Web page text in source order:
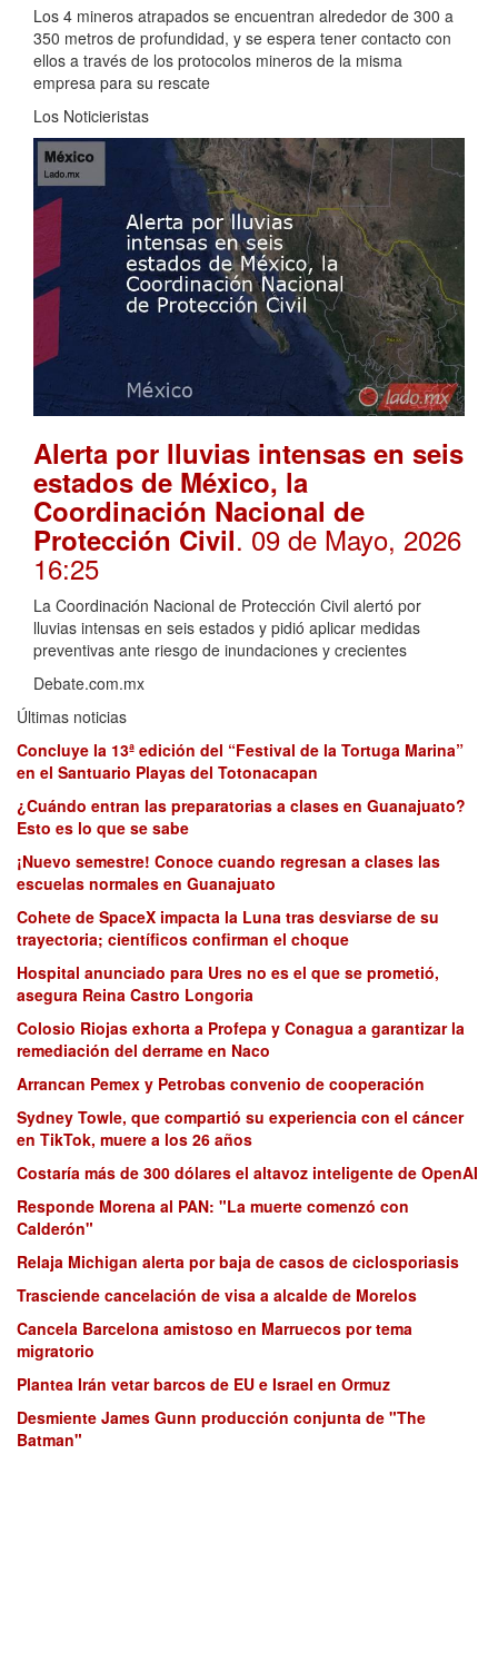
Los 4 mineros atrapados se encuentran alrededor de 300 a
350 metros de profundidad, y se espera tener contacto con
ellos a través de los protocolos mineros de la misma
empresa para su rescate
Los Noticieristas
Alerta por lluvias intensas en seis
estados de México, la
Coordinación Nacional de
Protección Civil. 09 de Mayo, 2026
16:25
La Coordinación Nacional de Protección Civil alertó por
lluvias intensas en seis estados y pidió aplicar medidas
preventivas ante riesgo de inundaciones y crecientes
Debate.com.mx
Últimas noticias
Concluye la 13ª edición del “Festival de la Tortuga Marina”
en el Santuario Playas del Totonacapan
¿Cuándo entran las preparatorias a clases en Guanajuato?
Esto es lo que se sabe
¡Nuevo semestre! Conoce cuando regresan a clases las
escuelas normales en Guanajuato
Cohete de SpaceX impacta la Luna tras desviarse de su
trayectoria; científicos confirman el choque
Hospital anunciado para Ures no es el que se prometió,
asegura Reina Castro Longoria
Colosio Riojas exhorta a Profepa y Conagua a garantizar la
remediación del derrame en Naco
Arrancan Pemex y Petrobas convenio de cooperación
Sydney Towle, que compartió su experiencia con el cáncer
en TikTok, muere a los 26 años
Costaría más de 300 dólares el altavoz inteligente de OpenAI
Responde Morena al PAN: "La muerte comenzó con
Calderón"
Relaja Michigan alerta por baja de casos de ciclosporiasis
Trasciende cancelación de visa a alcalde de Morelos
Cancela Barcelona amistoso en Marruecos por tema
migratorio
Plantea Irán vetar barcos de EU e Israel en Ormuz
Desmiente James Gunn producción conjunta de "The
Batman"